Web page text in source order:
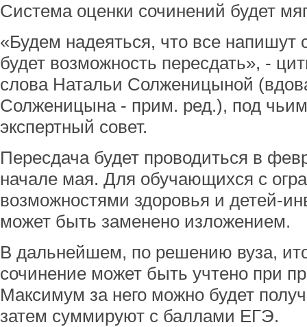
Система оценки сочинений будет
«Будем надеяться, что все напишут
будет возможность пересдать», -
слова Натальи Солженицыной
Солженицына - прим. ред.), под
экспертный совет.
Пересдача будет проводиться в
начале мая. Для обучающихся с
возможностями здоровья и детей-
может быть заменено изложением.
В дальнейшем, по решению вуза,
сочинение может быть учтено при
Максимум за него можно будет
затем суммируют с баллами ЕГЭ.